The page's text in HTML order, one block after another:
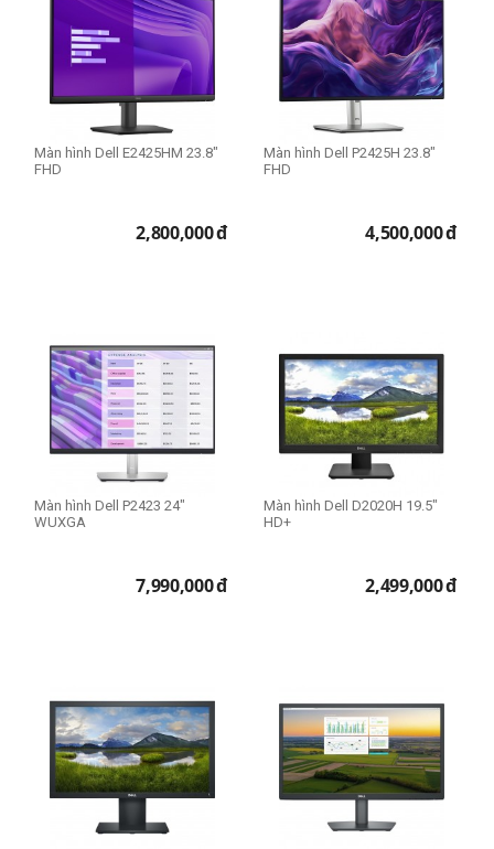
21.45 inch
21.5 inch
24 inch
25 inch
THIẾT LẬP LẠI
Màn hình Dell E2425HM 23.8"
FHD
2,800,000đ
Màn hình Dell P2425H 23.8"
FHD
4,500,000đ
Màn hình Dell P2423 24"
WUXGA
7,990,000đ
Màn hình Dell D2020H 19.5"
HD+
2,499,000đ